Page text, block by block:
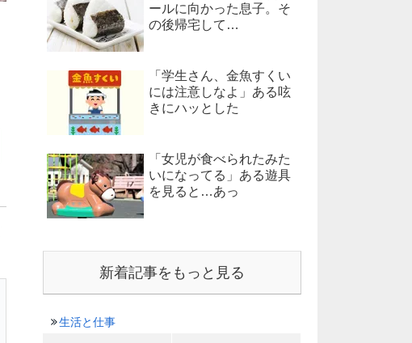
ールに向かった息子。そ
の後帰宅して…
「学生さん、金魚すくい
には注意しなよ」ある呟
きにハッとした
「女児が食べられたみた
いになってる」ある遊具
を見ると…あっ
新着記事をもっと見る
生活と仕事